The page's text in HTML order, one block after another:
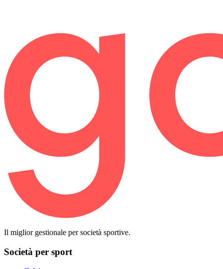
Il miglior gestionale per società sportive.
Società per sport